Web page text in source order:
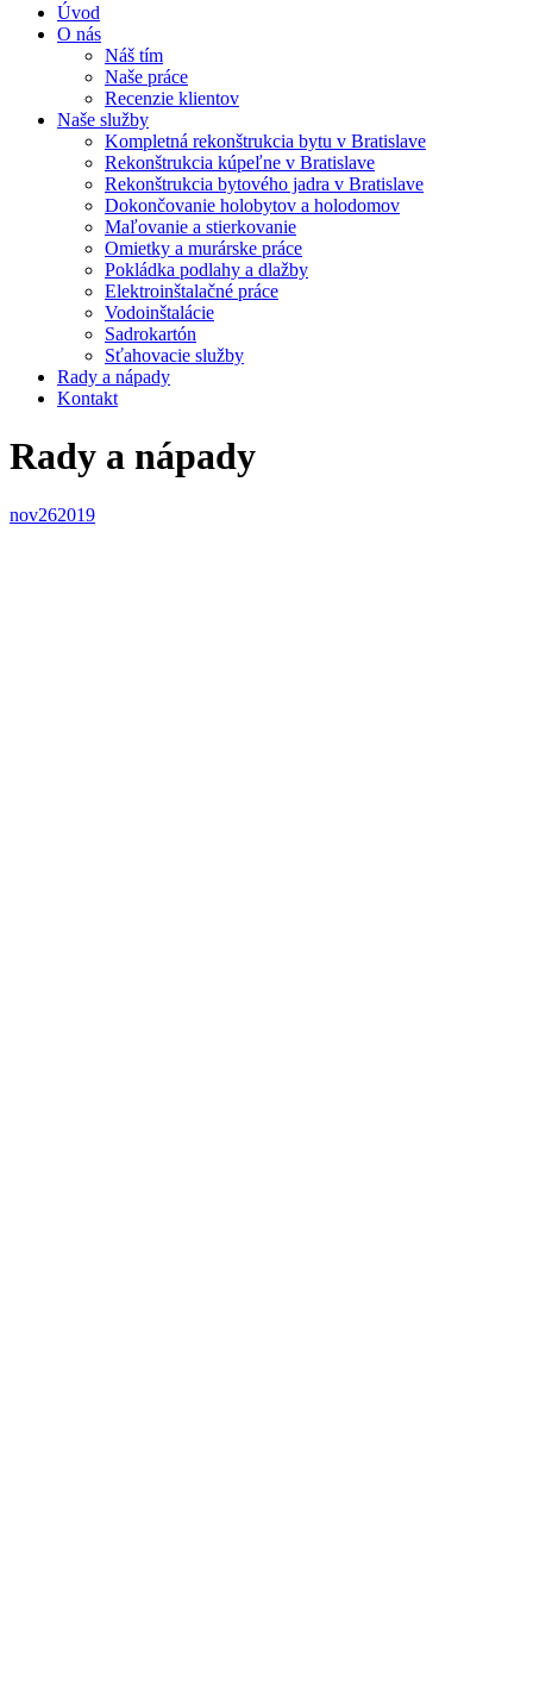
Úvod
O nás
Náš tím
Naše práce
Recenzie klientov
Naše služby
Kompletná rekonštrukcia bytu v Bratislave
Rekonštrukcia kúpeľne v Bratislave
Rekonštrukcia bytového jadra v Bratislave
Dokončovanie holobytov a holodomov
Maľovanie a stierkovanie
Omietky a murárske práce
Pokládka podlahy a dlažby
Elektroinštalačné práce
Vodoinštalácie
Sadrokartón
Sťahovacie služby
Rady a nápady
Kontakt
Rady a nápady
nov262019